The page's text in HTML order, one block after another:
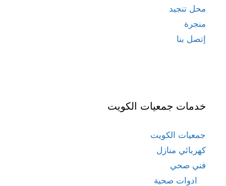
محل تنجيد
منجرة
إتصل بنا
خدمات جمعيات الكويت
جمعيات الكويت
كهربائي منازل
فني صحي
ادوات صحية